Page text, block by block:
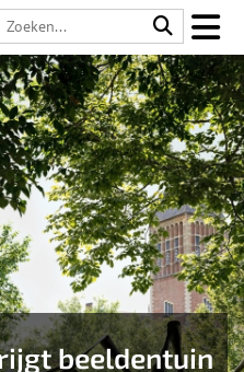
beeldentuin